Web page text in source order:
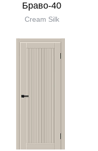
Браво-40
Cream Silk